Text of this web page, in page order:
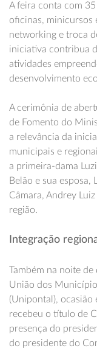
A feira conta com
oficinas, minicursos
networking e troca
iniciativa contribua
atividades
desenvolvimento
A cerimônia de
de Fomento do
a relevância da
municipais e
a primeira-dama
Belão e sua esposa,
Câmara, Andrey
região.
Integração
Também na noite
União dos
(Unipontal), ocasião
recebeu o título de
presença do
do presidente do